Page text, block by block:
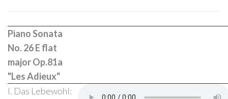
Piano Sonata
No. 26 E flat
major Op.81a
"Les Adieux"
I. Das Lebewohl: